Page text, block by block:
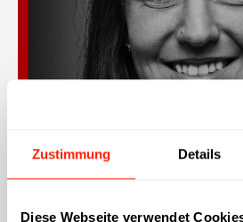
Zustimmung Details
Diese Webseite verwendet